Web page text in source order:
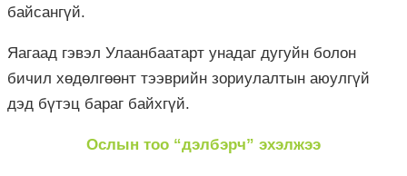
байсангүй.
Яагаад гэвэл Улаанбаатарт унадаг дугуйн болон
бичил хөдөлгөөнт тээврийн зориулалтын аюулгүй
дэд бүтэц бараг байхгүй.
Ослын тоо “дэлбэрч” эхэлжээ